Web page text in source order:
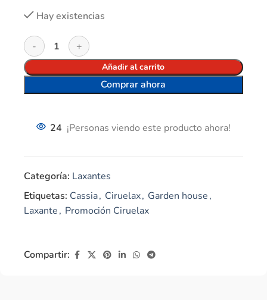
Hay existencias
Añadir al carrito
Comprar ahora
24 ¡Personas viendo este producto ahora!
Categoría: Laxantes
Etiquetas: Cassia, Ciruelax, Garden house,
Laxante, Promoción Ciruelax
Compartir: